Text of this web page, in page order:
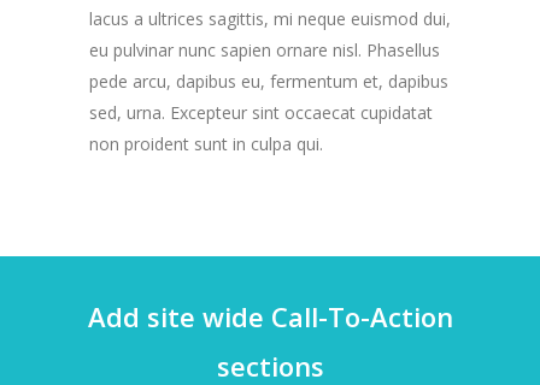
lacus a ultrices sagittis, mi neque euismod dui,
eu pulvinar nunc sapien ornare nisl. Phasellus
pede arcu, dapibus eu, fermentum et, dapibus
sed, urna. Excepteur sint occaecat cupidatat
non proident sunt in culpa qui.
Add site wide Call-To-Action
sections